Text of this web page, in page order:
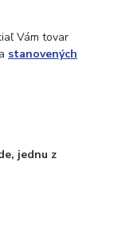
Vám tovar
stanovených
jednu z